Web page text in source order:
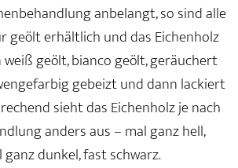
anbelangt, so sind alle
geölt erhältlich und das Eichenholz
geölt, bianco geölt, geräuchert
gebeizt und dann lackiert
sieht das Eichenholz je nach
anders aus – mal ganz hell,
dunkel, fast schwarz.